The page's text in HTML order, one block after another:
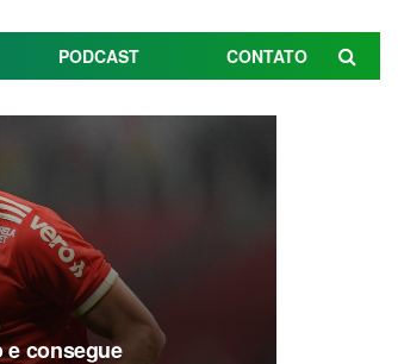
PODCAST CONTATO
e consegue